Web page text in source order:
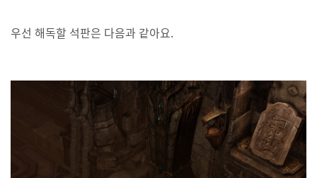
우선 해독할 석판은 다음과 같아요.